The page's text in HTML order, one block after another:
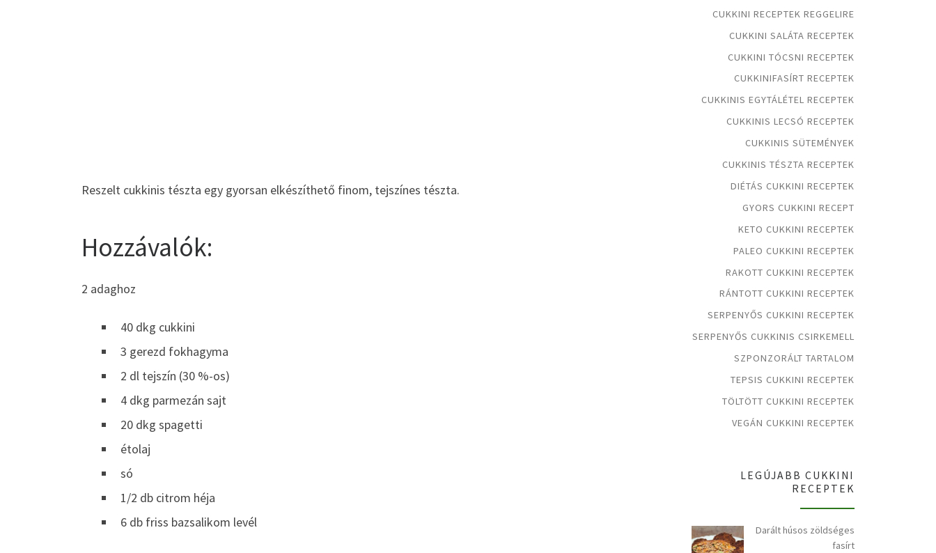
Reszelt cukkinis tészta egy gyorsan elkészíthető finom, tejszínes tészta.
Hozzávalók:
2 adaghoz
40 dkg cukkini
3 gerezd fokhagyma
2 dl tejszín (30 %-os)
4 dkg parmezán sajt
20 dkg spagetti
étolaj
só
1/2 db citrom héja
6 db friss bazsalikom levél
CUKKINI RECEPTEK REGGELIRE
CUKKINI SALÁTA RECEPTEK
CUKKINI TÓCSNI RECEPTEK
CUKKINIFASÍRT RECEPTEK
CUKKINIS EGYTÁLÉTEL RECEPTEK
CUKKINIS LECSÓ RECEPTEK
CUKKINIS SÜTEMÉNYEK
CUKKINIS TÉSZTA RECEPTEK
DIÉTÁS CUKKINI RECEPTEK
GYORS CUKKINI RECEPT
KETO CUKKINI RECEPTEK
PALEO CUKKINI RECEPTEK
RAKOTT CUKKINI RECEPTEK
RÁNTOTT CUKKINI RECEPTEK
SERPENYŐS CUKKINI RECEPTEK
SERPENYŐS CUKKINIS CSIRKEMELL
SZPONZORÁLT TARTALOM
TEPSIS CUKKINI RECEPTEK
TÖLTÖTT CUKKINI RECEPTEK
VEGÁN CUKKINI RECEPTEK
LEGÚJABB CUKKINI
RECEPTEK
Darált húsos zöldséges
fasírt